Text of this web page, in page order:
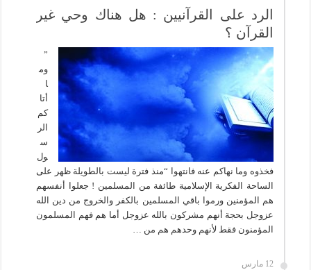
الرد على القرآنيين : هل هناك وحي غير
القرآن ؟
”
وم
ا
أتا
كم
الر
س
ول
فخذوه وما نهاكم عنه فانتهوا “منذ فترة ليست بالطويلة ظهر على
الساحة الفكرية الإسلامية طائفة من المسلمين ! جعلوا أنفسهم
هم المؤمنين ورموا باقي المسلمين بالكفر والخروج من دين الله
عزوجل بحجة أنهم مشركون بالله عزوجل أما هم فهم المسلمون
المؤمنون فقط لأنهم وحدهم هم من …
12 مارس